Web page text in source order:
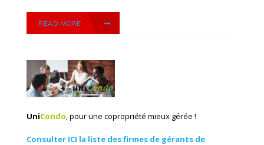
READ MORE
UniCondo , pour une copropriété mieux gérée !
Consulter ICI la liste des firmes de gérants de